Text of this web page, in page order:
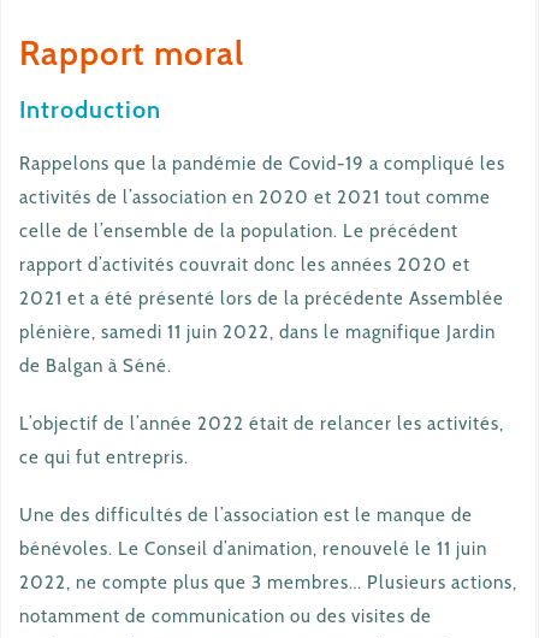
Rapport moral
Introduction
Rappelons que la pandémie de Covid-19 a compliqué les
activités de l’association en 2020 et 2021 tout comme
celle de l’ensemble de la population. Le précédent
rapport d’activités couvrait donc les années 2020 et
2021 et a été présenté lors de la précédente Assemblée
plénière, samedi 11 juin 2022, dans le magnifique Jardin
de Balgan à Séné.
L’objectif de l’année 2022 était de relancer les activités,
ce qui fut entrepris.
Une des difficultés de l’association est le manque de
bénévoles. Le Conseil d’animation, renouvelé le 11 juin
2022, ne compte plus que 3 membres… Plusieurs actions,
notamment de communication ou des visites de